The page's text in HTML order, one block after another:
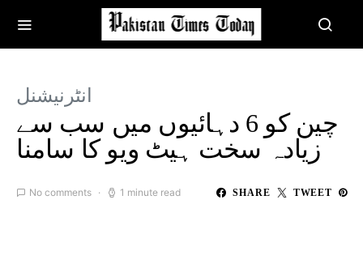
انٹرنیشنل
چین کو 6 دہائیوں میں سب سے
زیادہ سخت ہیٹ ویو کا سامنا
No comments 1 minute read SHARE TWEET